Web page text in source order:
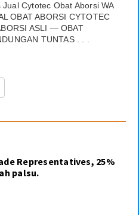
Cytotec Obat Aborsi WA
OBAT ABORSI CYTOTEC
ASLI — OBAT
TUNTAS . . .
Representatives, 25%
palsu.